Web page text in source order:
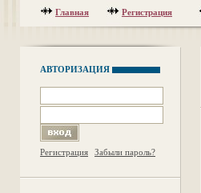
Главная Регистрация
АВТОРИЗАЦИЯ
Регистрация Забыли пароль?